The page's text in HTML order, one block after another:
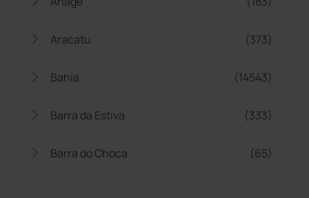
Aracatu (373)
Bahia (14543)
Barra da Estiva (333)
Barra do Choça (65)